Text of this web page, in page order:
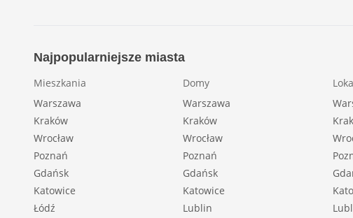
Najpopularniejsze miasta
Mieszkania
Warszawa
Kraków
Wrocław
Poznań
Gdańsk
Katowice
Łódź
Domy
Warszawa
Kraków
Wrocław
Poznań
Gdańsk
Katowice
Lublin